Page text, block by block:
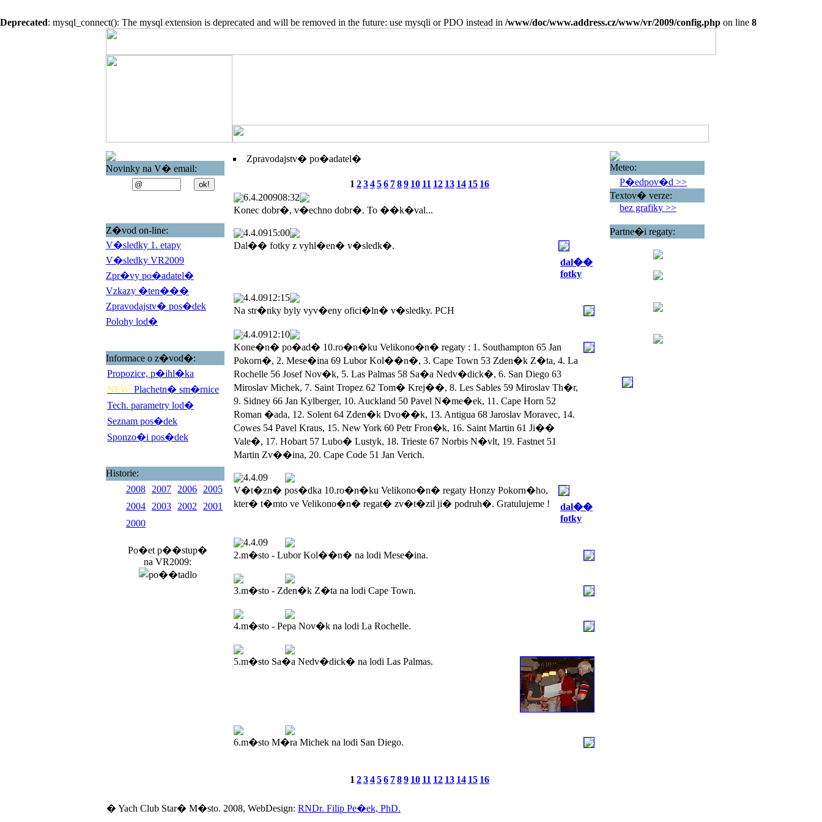
Deprecated: mysql_connect(): The mysql extension is deprecated and will be removed in the future: use mysqli or PDO instead in /www/doc/www.address.cz/www/vr/2009/config.php on line 8
Novinky na V� email:
Z�vod on-line:
V�sledky 1. etapy
V�sledky VR2009
Zpr�vy po�adatel�
Vzkazy �ten���
Zpravodajstv� pos�dek
Polohy lod�
Informace o z�vod�:
Propozice, p�ihl�ka
NEW: Plachetn� sm�rnice
Tech. parametry lod�
Seznam pos�dek
Sponzo�i pos�dek
Historie:
2008
2007 2006
2005
2004
2003 2002
2001
2000
Po�et p��stup�
na VR2009:
Zpravodajstv� po�adatel�
1 23456 789 10 11 12 13 14 15 16
6.4.200908:32
Konec dobr�, v�echno dobr�. To ��k�val...
4.4.0915:00
Dal�� fotky z vyhl�en� v�sledk�.
dal��
fotky
4.4.0912:15
Na str�nky byly vyv�eny ofici�ln� v�sledky. PCH
4.4.0912:10
Kone�n� po�ad� 10.ro�n�ku Velikono�n� regaty : 1. Southampton 65 Jan
Pokorn�, 2. Mese�ina 69 Lubor Kol��n�, 3. Cape Town 53 Zden�k Z�ta, 4. La
Rochelle 56 Josef Nov�k, 5. Las Palmas 58 Sa�a Nedv�dick�, 6. San Diego 63
Miroslav Michek, 7. Saint Tropez 62 Tom� Krej��, 8. Les Sables 59 Miroslav Th�r,
9. Sidney 66 Jan Kylberger, 10. Auckland 50 Pavel N�me�ek, 11. Cape Horn 52
Roman �ada, 12. Solent 64 Zden�k Dvo��k, 13. Antigua 68 Jaroslav Moravec, 14.
Cowes 54 Pavel Kraus, 15. New York 60 Petr Fron�k, 16. Saint Martin 61 Ji��
Vale�, 17. Hobart 57 Lubo� Lustyk, 18. Trieste 67 Norbis N�vlt, 19. Fastnet 51
Martin Zv��ina, 20. Cape Code 51 Jan Verich.
4.4.09
V�t�zn� pos�dka 10.ro�n�ku Velikono�n� regaty Honzy Pokorn�ho,
kter� t�mto ve Velikono�n� regat� zv�t�zil ji� podruh�. Gratulujeme !
dal��
fotky
4.4.09
2.m�sto - Lubor Kol��n� na lodi Mese�ina.
3.m�sto - Zden�k Z�ta na lodi Cape Town.
4.m�sto - Pepa Nov�k na lodi La Rochelle.
5.m�sto Sa�a Nedv�dick� na lodi Las Palmas.
6.m�sto M�ra Michek na lodi San Diego.
1 23456 789 10 11 12 13 14 15 16
Meteo:
P�edpov�d >>
Textov� verze:
bez grafiky >>
Partne�i regaty:
� Yach Club Star� M�sto. 2008, WebDesign: RNDr. Filip Pe�ek, PhD.